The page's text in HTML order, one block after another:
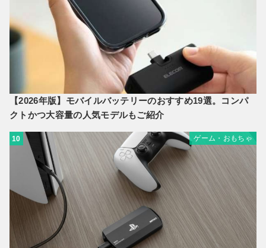
【2026年版】モバイルバッテリーのおすすめ19選。コンパ
クトかつ大容量の人気モデルもご紹介
10 ゲーム・おもちゃ